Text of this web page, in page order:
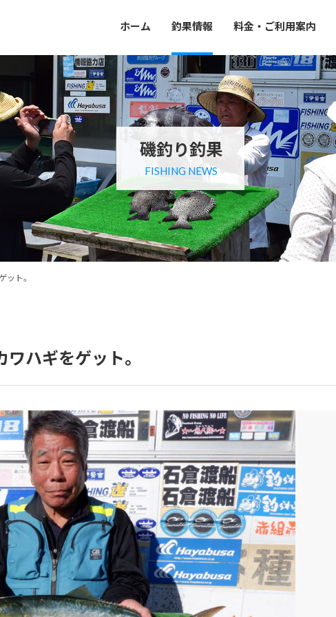
ホーム 釣果情報 料金・ご利用案内
磯釣り釣果
FISHING NEWS
ット。
ハギをゲット。